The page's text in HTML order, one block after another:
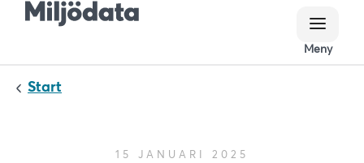
Meny
Start
15 JANUARI 2025